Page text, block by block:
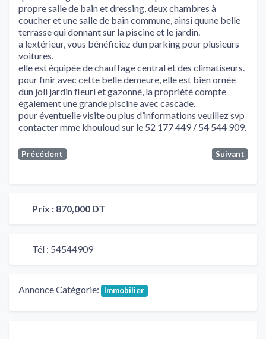
propre salle de bain et dressing, deux chambres à
coucher et une salle de bain commune, ainsi quune belle
terrasse qui donnant sur la piscine et le jardin.
a lextérieur, vous bénéficiez dun parking pour plusieurs
voitures.
elle est équipée de chauffage central et des climatiseurs.
pour finir avec cette belle demeure, elle est bien ornée
dun joli jardin fleuri et gazonné, la propriété compte
également une grande piscine avec cascade.
pour éventuelle visite ou plus d’informations veuillez svp
contacter mme khouloud sur le 52 177 449 / 54 544 909.
Précédent Suivant
Prix : 870,000 DT
Tél : 54544909
Annonce Catégorie: Immobilier